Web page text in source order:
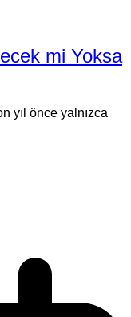
mi Yoksa
yıl önce yalnızca